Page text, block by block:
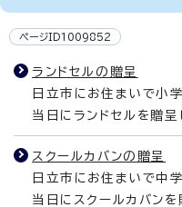
ページID1009852
ランドセルの贈呈
日立市にお住まいで小
当日にランドセルを贈呈
スクールカバンの贈呈
日立市にお住まいで中
当日にスクールカバンを